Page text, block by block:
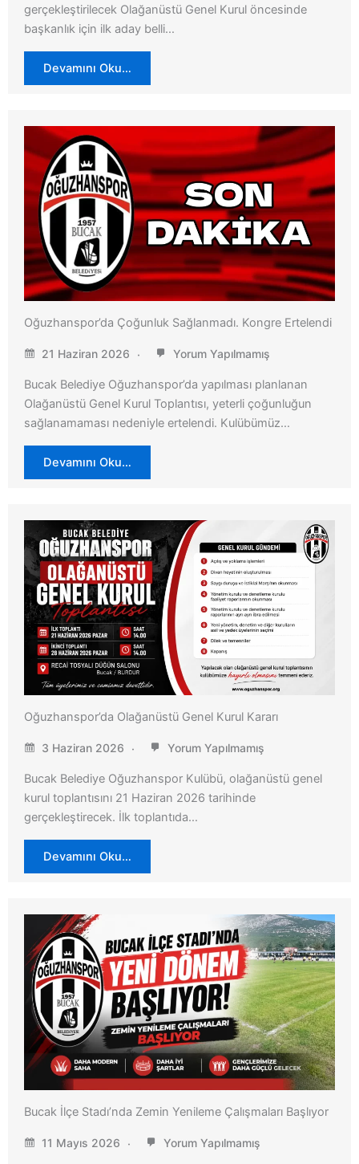
gerçekleştirilecek Olağanüstü Genel Kurul öncesinde
başkanlık için ilk aday belli…
Devamını Oku…
Oğuzhanspor’da Çoğunluk Sağlanmadı. Kongre Ertelendi
21 Haziran 2026 Yorum Yapılmamış
Bucak Belediye Oğuzhanspor’da yapılması planlanan
Olağanüstü Genel Kurul Toplantısı, yeterli çoğunluğun
sağlanamaması nedeniyle ertelendi. Kulübümüz…
Devamını Oku…
Oğuzhanspor’da Olağanüstü Genel Kurul Kararı
3 Haziran 2026 Yorum Yapılmamış
Bucak Belediye Oğuzhanspor Kulübü, olağanüstü genel
kurul toplantısını 21 Haziran 2026 tarihinde
gerçekleştirecek. İlk toplantıda…
Devamını Oku…
Bucak İlçe Stadı’nda Zemin Yenileme Çalışmaları Başlıyor
11 Mayıs 2026 Yorum Yapılmamış